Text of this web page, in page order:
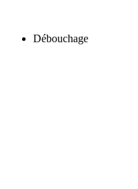
Débouchage